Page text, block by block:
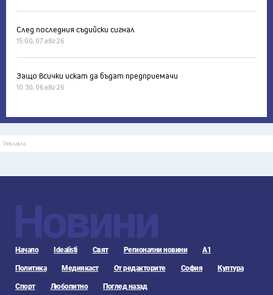
След последния съдийски сигнал
15:00, 07 авг 26
Защо всички искат да бъдат предприемачи
10:30, 06 авг 26
Реклама
Новини
Начало Idealisti Свят Регионални новини А1
Политика Медиякаст От редакторите София Култура
Спорт Любопитно Поглед назад